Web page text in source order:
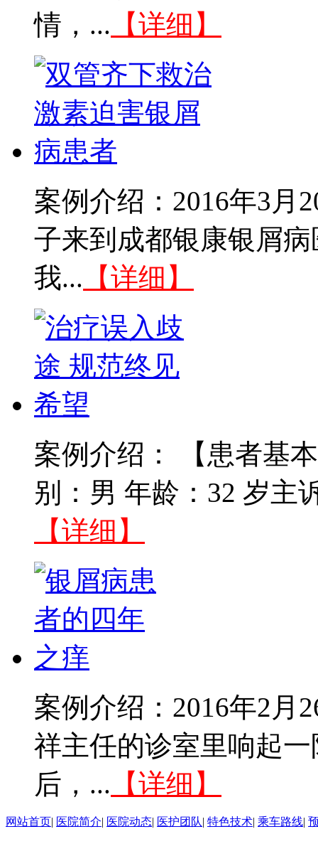
情，... 【详细】
案例介绍：2016年3月
子来到成都银康银屑
我... 【详细】
案例介绍： 【患者基
别：男 年龄：32 岁主
【详细】
案例介绍：2016年2月
祥主任的诊室里响起
后，... 【详细】
网站首页| 医院简介| 医院动态| 医护团队| 特色技术| 乘车路线|